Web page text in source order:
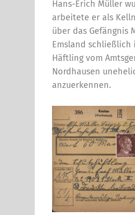
Hans-Erich Müller
arbeitete er als
über das Gefängnis
Emsland schließlich
Häftling vom
Nordhausen
anzuerkennen.